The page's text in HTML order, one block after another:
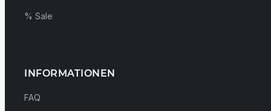
% Sale
INFORMATIONEN
FAQ